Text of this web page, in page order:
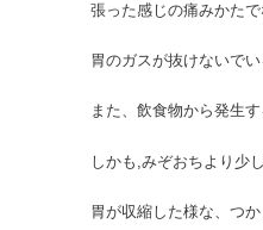
張った感じの痛みかた
胃のガスが抜けないで
また、飲食物から発生
しかも,みぞおちより少
胃が収縮した様な、つ